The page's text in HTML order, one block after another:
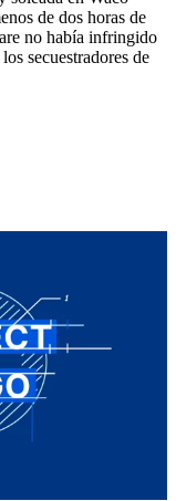
de dos horas de
no había infringido
secuestradores de